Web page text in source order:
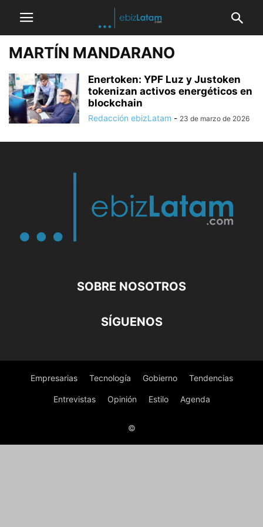
MARTÍN MANDARANO
Enertoken: YPF Luz y Justoken
tokenizan activos energéticos en
blockchain
Redacción ebizLatam - 23 de marzo de 2026
SOBRE NOSOTROS
SÍGUENOS
Empresarias Tecnología Gobierno Tendencias
Entrevistas Opinión Estilo Agenda
©